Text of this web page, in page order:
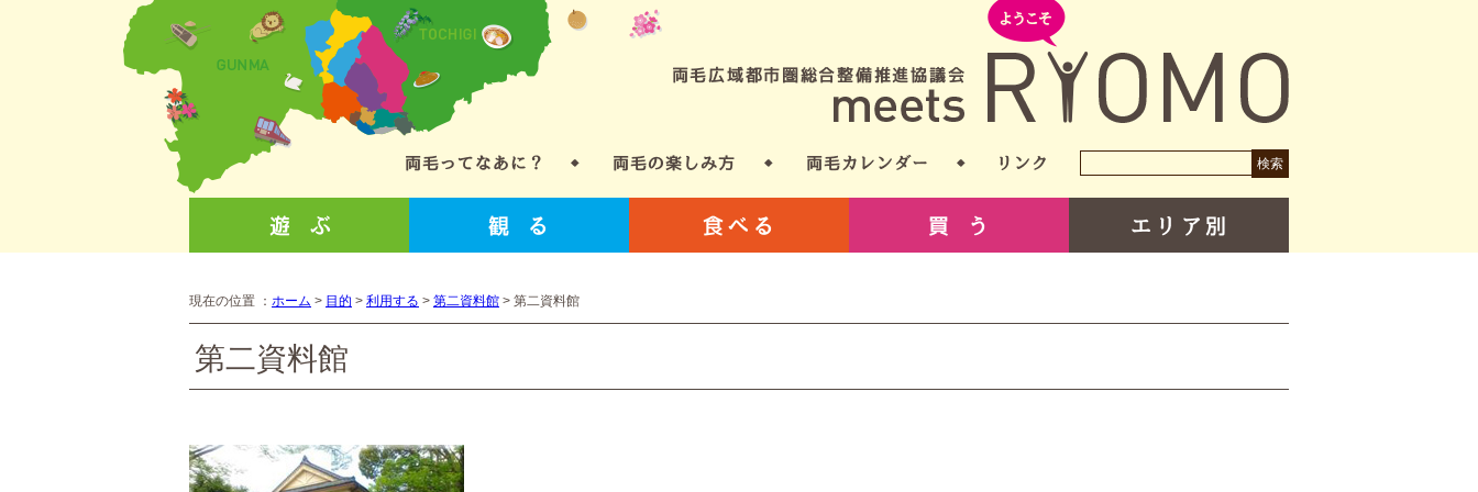
現在の位置 ： ホーム > 目的 > 利用する > 第二資料館 > 第二資料館
第二資料館